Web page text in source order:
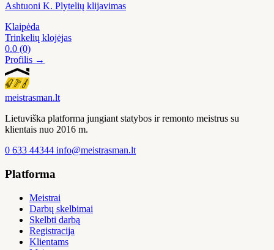
Ashtuoni K. Plytelių klijavimas
Klaipėda
Trinkelių klojėjas
0.0 (0)
Profilis →
meistrasman.lt
Lietuviška platforma jungiant statybos ir remonto meistrus su
klientais nuo 2016 m.
0 633 44344 info@meistrasman.lt
Platforma
Meistrai
Darbų skelbimai
Skelbti darbą
Registracija
Klientams